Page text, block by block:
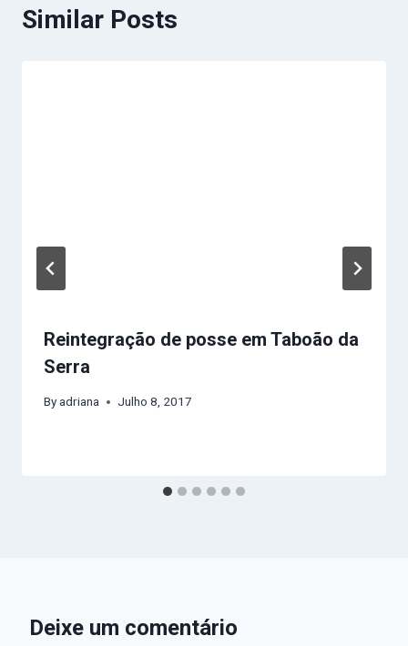
Similar Posts
Reintegração de posse em Taboão da
Serra
Byadriana Julho 8, 2017
Deixe um comentário